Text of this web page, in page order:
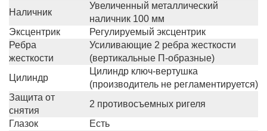
Наличник
Увеличенный металлический
наличник 100 мм
Эксцентрик
Регулируемый эксцентрик
Ребра
жесткости
Усиливающие 2 ребра жесткости
(вертикальные П-образные)
Цилиндр
Цилиндр ключ-вертушка
(производитель не регламентируется)
Защита от
снятия
2 противосъемных ригеля
Глазок
Есть